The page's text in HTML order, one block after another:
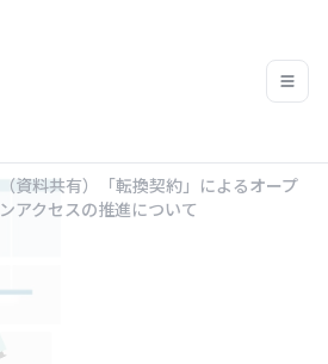
（資料共有）「転換契約」によるオープ
ンアクセスの推進について